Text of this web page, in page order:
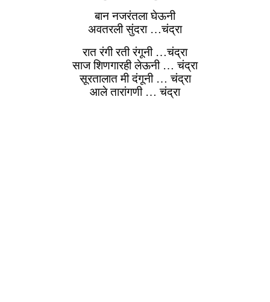
बान नजरंतला घेऊनी
अवतरली सुंदरा …चंद्रा
रात रंगी रती रंगूनी …चंद्रा
साज शिणगारही लेऊनी … चंद्रा
सूरतालात मी दंगूनी … चंद्रा
आले तारांगणी … चंद्रा